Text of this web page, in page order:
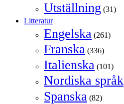
Utställning (31)
Litteratur
Engelska (261)
Franska (336)
Italienska (101)
Nordiska språk
Spanska (82)